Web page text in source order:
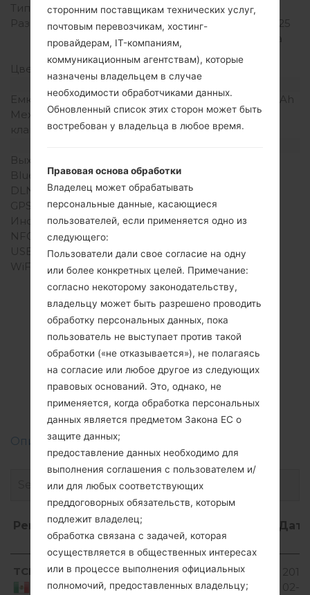
Тип экрана
TFT LCD
Разрешение экрана
240 x 320 пикселей (~125
плотность пикселей на
Цвета экрана
260K цветов
Аккумулятор и клавиатура
Емкость аккумулятора
Съемный Li-Ion 1540 mAh
Механическая
клавиатура
-
Выход для аудио
Bluetooth
Версия 4.0, A2DP
DLNA
Нет
GPS
A-GPS, GLONASS
Инфракрасный порт
Нет
NFC
USB
microUSB 2.0
WiFi
Wi-Fi802.11b/g/n, Wi-Fi
Direct, hotspot
Прошивки
LGD120G(LGD120G)
akaLG L30
Описание регионов прошивок телефонов LG
Регион
Название
файла
Дата
файла
Размер
TCL
Mexico
D120G10A_07.kdz
Android
810.23
MiB
2017-
02-
сторонним поставщикам технических услуг,
почтовым перевозчикам, хостинг-
провайдерам, IT-компаниям,
коммуникационным агентствам), которые
назначены владельцем в случае
необходимости обработчиками данных.
Обновленный список этих сторон может быть
востребован у владельца в любое время.
Правовая основа обработки
Владелец может обрабатывать
персональные данные, касающиеся
пользователей, если применяется одно из
следующего:
Пользователи дали свое согласие на одну
или более конкретных целей. Примечание:
согласно некоторому законодательству,
владельцу может быть разрешено проводить
обработку персональных данных, пока
пользователь не выступает против такой
обработки («не отказывается»), не полагаясь
на согласие или любое другое из следующих
правовых оснований. Это, однако, не
применяется, когда обработка персональных
данных является предметом Закона ЕС о
защите данных;
предоставление данных необходимо для
выполнения соглашения с пользователем и/
или для любых соответствующих
преддоговорных обязательств, которым
подлежит владелец;
обработка связана с задачей, которая
осуществляется в общественных интересах
или в процессе выполнения официальных
полномочий, предоставленных владельцу;